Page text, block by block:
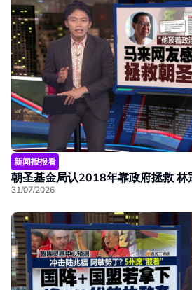
新闻报报看
朝圣基金局认2018年靠政府拯救 林
31/07/2026